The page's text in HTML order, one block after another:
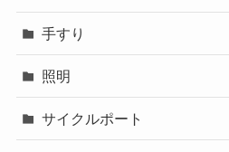
手すり
照明
サイクルポート